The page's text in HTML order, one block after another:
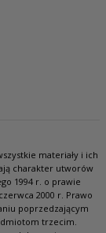
materiały i ich
charakter utworów
1994 r. o prawie
2000 r. Prawo
poprzedzającym
trzecim.